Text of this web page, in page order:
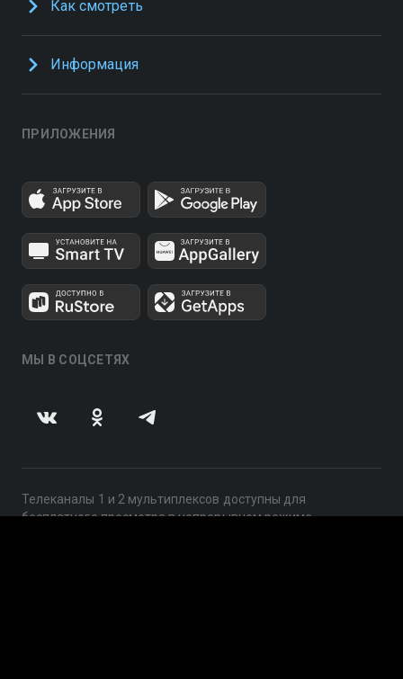
Как смотреть
Информация
ПРИЛОЖЕНИЯ
МЫ В СОЦСЕТЯХ
Телеканалы 1 и 2 мультиплексов доступны для
бесплатного просмотра в непрерывном режиме,